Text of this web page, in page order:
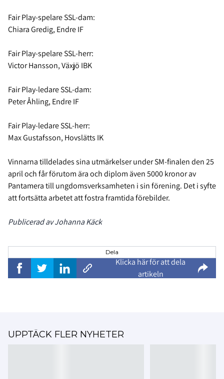
Fair Play-spelare SSL-dam:
Chiara Gredig, Endre IF
Fair Play-spelare SSL-herr:
Victor Hansson, Växjö IBK
Fair Play-ledare SSL-dam:
Peter Åhling, Endre IF
Fair Play-ledare SSL-herr:
Max Gustafsson, Hovslätts IK
Vinnarna tilldelades sina utmärkelser under SM-finalen den 25
april och får förutom ära och diplom även 5000 kronor av
Pantamera till ungdomsverksamheten i sin förening. Det i syfte
att fortsätta arbetet att fostra framtida förebilder.
Publicerad av Johanna Käck
Dela
Klicka här för att dela
artikeln
UPPTÄCK FLER NYHETER